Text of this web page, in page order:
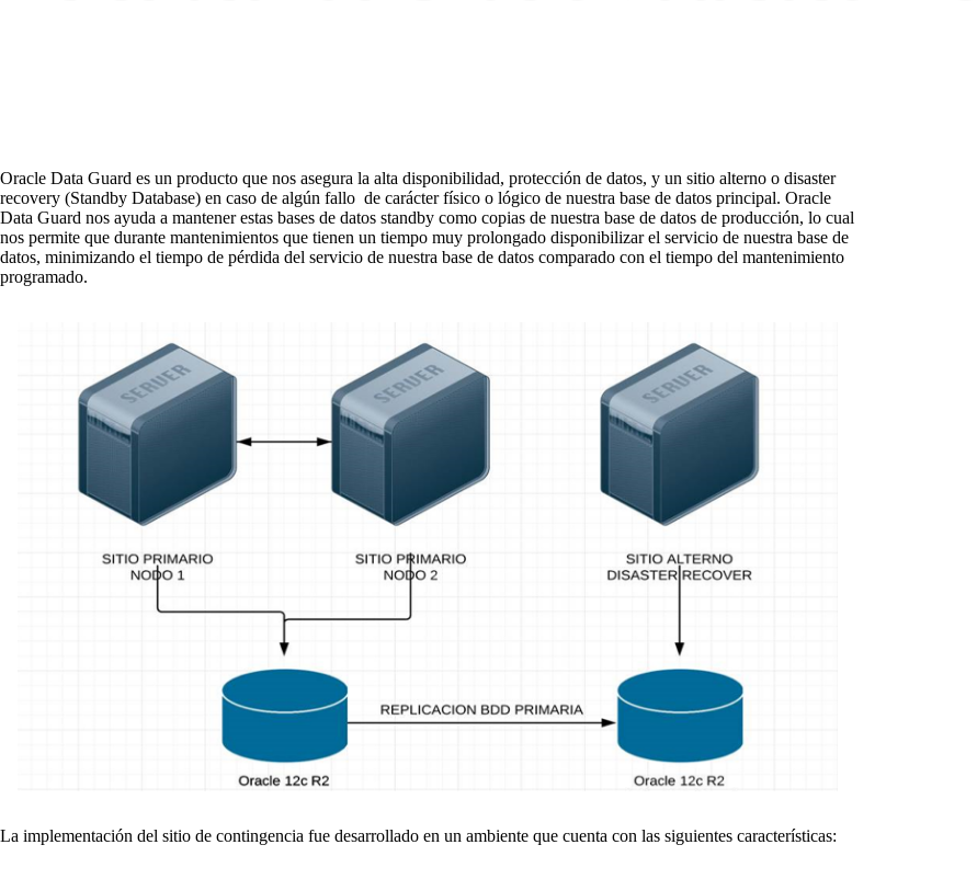
Oracle Data Guard es un producto que nos asegura la alta disponibilidad, protección de datos, y un sitio alterno o disaster
recovery (Standby Database) en caso de algún fallo de carácter físico o lógico de nuestra base de datos principal. Oracle
Data Guard nos ayuda a mantener estas bases de datos standby como copias de nuestra base de datos de producción, lo cual
nos permite que durante mantenimientos que tienen un tiempo muy prolongado disponibilizar el servicio de nuestra base de
datos, minimizando el tiempo de pérdida del servicio de nuestra base de datos comparado con el tiempo del mantenimiento
programado.
La implementación del sitio de contingencia fue desarrollado en un ambiente que cuenta con las siguientes características: